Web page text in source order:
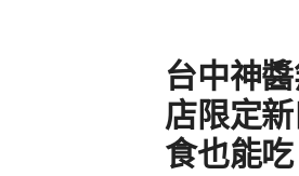
台中神
店限定
食也能吃